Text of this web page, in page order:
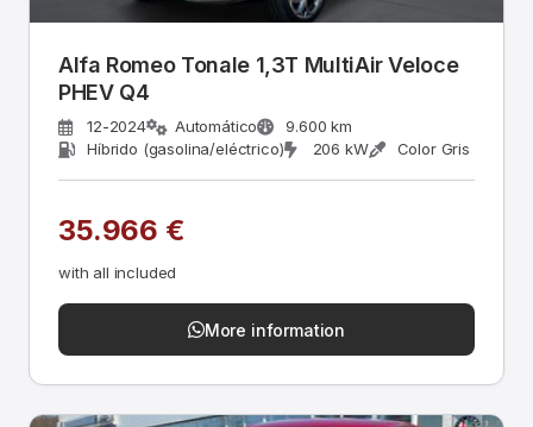
Alfa Romeo Tonale 1,3T MultiAir Veloce
PHEV Q4
12-2024 Automático
9.600 km
Híbrido (gasolina/eléctrico)
206 kW Color Gris
35.966 €
with all included
More information